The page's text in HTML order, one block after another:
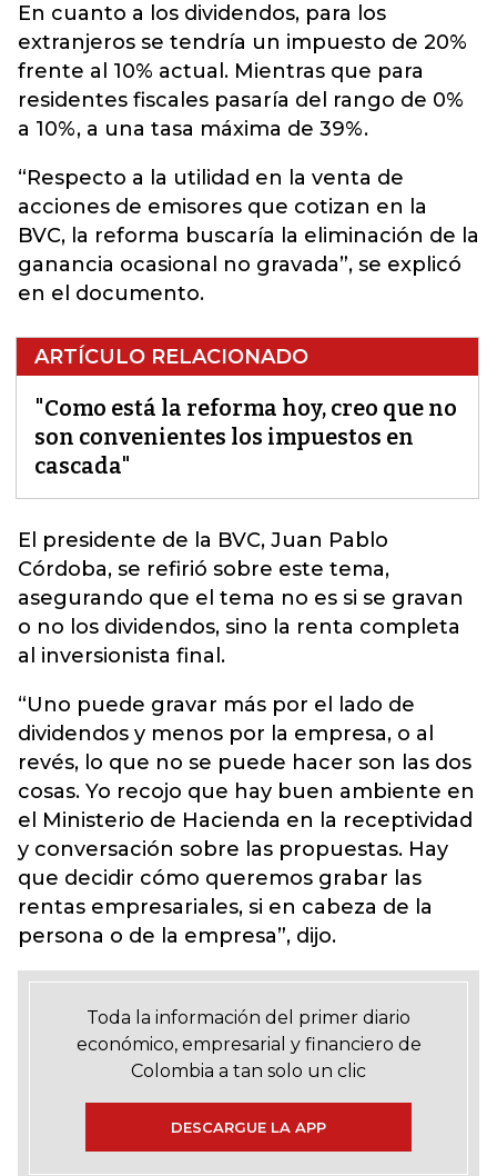
En cuanto a los dividendos, para los
extranjeros se tendría un impuesto de 20%
frente al 10% actual. Mientras que para
residentes fiscales pasaría del rango de 0%
a 10%, a una tasa máxima de 39%.
“Respecto a la utilidad en la venta de
acciones de emisores que cotizan en la
BVC, la reforma buscaría la eliminación de la
ganancia ocasional no gravada”, se explicó
en el documento.
ARTÍCULO RELACIONADO
"Como está la reforma hoy, creo que no
son convenientes los impuestos en
cascada"
El presidente de la BVC, Juan Pablo
Córdoba, se refirió sobre este tema,
asegurando que el tema no es si se gravan
o no los dividendos, sino la renta completa
al inversionista final.
“Uno puede gravar más por el lado de
dividendos y menos por la empresa, o al
revés, lo que no se puede hacer son las dos
cosas. Yo recojo que hay buen ambiente en
el Ministerio de Hacienda en la receptividad
y conversación sobre las propuestas. Hay
que decidir cómo queremos grabar las
rentas empresariales, si en cabeza de la
persona o de la empresa”, dijo.
Toda la información del primer diario
económico, empresarial y financiero de
Colombia a tan solo un clic
DESCARGUE LA APP